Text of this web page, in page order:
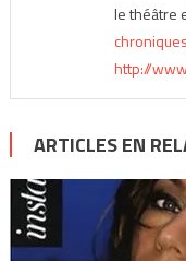
le théâtre
http://
ARTICLES EN